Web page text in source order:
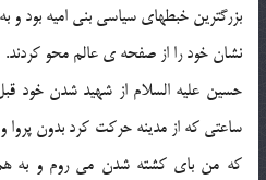
بزرگترين خبطهاى سياسى بنى اميه بود
نشان خود را از صفحه ى عالم محو كردند.
حسين عليه السلام از شهيد شدن خود
ساعتى كه از مدينه حركت كرد بدون
كه من باى كشته شدن مى روم و به